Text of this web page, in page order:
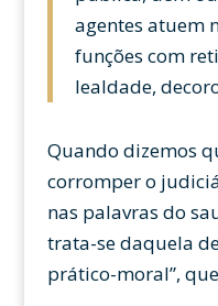
agentes atuem
funções com
lealdade,
Quando dizemos
corromper o
nas palavras do
trata-se daquela
prático-moral”,